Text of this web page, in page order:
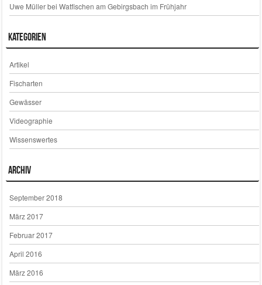
Uwe Müllerbei Watfischen am Gebirgsbach im Frühjahr
Kategorien
Artikel
Fischarten
Gewässer
Videographie
Wissenswertes
Archiv
September 2018
März 2017
Februar 2017
April 2016
März 2016